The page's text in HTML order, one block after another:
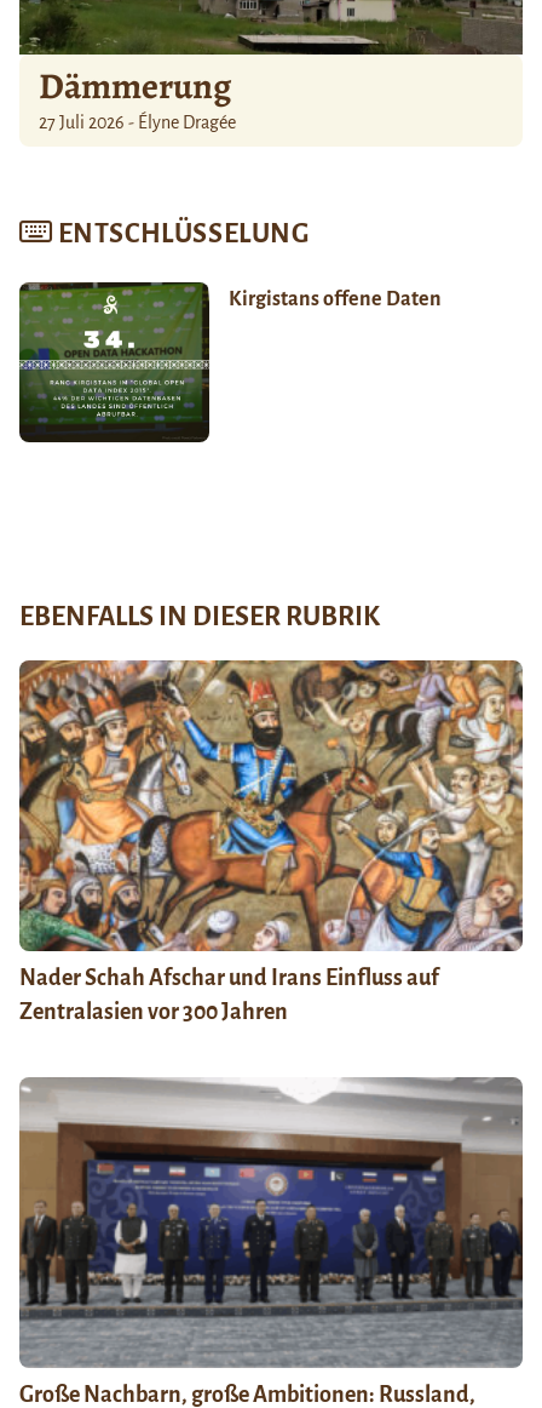
Dämmerung
27 Juli 2026 - Élyne Dragée
ENTSCHLÜSSELUNG
Kirgistans offene Daten
EBENFALLS IN DIESER RUBRIK
Nader Schah Afschar und Irans Einfluss auf
Zentralasien vor 300 Jahren
Große Nachbarn, große Ambitionen: Russland,